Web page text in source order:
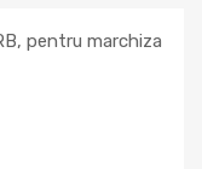
pentru marchiza